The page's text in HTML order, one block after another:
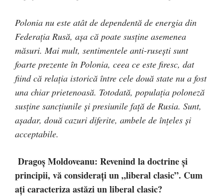
Polonia nu este atât de dependentă de energia din
Federația Rusă, așa că poate susține asemenea
măsuri. Mai mult, sentimentele anti-rusești sunt
foarte prezente în Polonia, ceea ce este firesc, dat
fiind că relația istorică între cele două state nu a fost
una chiar prietenoasă. Totodată, populația poloneză
susține sancțiunile și presiunile față de Rusia. Sunt,
așadar, două cazuri diferite, ambele de înțeles și
acceptabile.
Dragoș Moldoveanu: Revenind la doctrine și
principii, vă considerați un „liberal clasic”. Cum
ați caracteriza astăzi un liberal clasic?